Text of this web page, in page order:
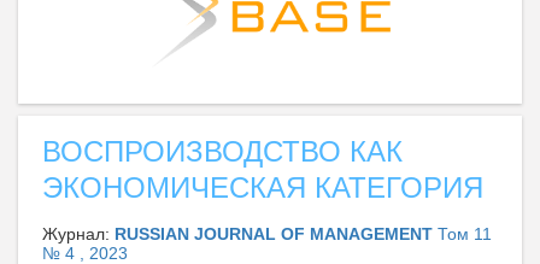
ВОСПРОИЗВОДСТВО КАК
ЭКОНОМИЧЕСКАЯ КАТЕГОРИЯ
Журнал: RUSSIAN JOURNAL OF MANAGEMENT Том 11
№ 4 , 2023